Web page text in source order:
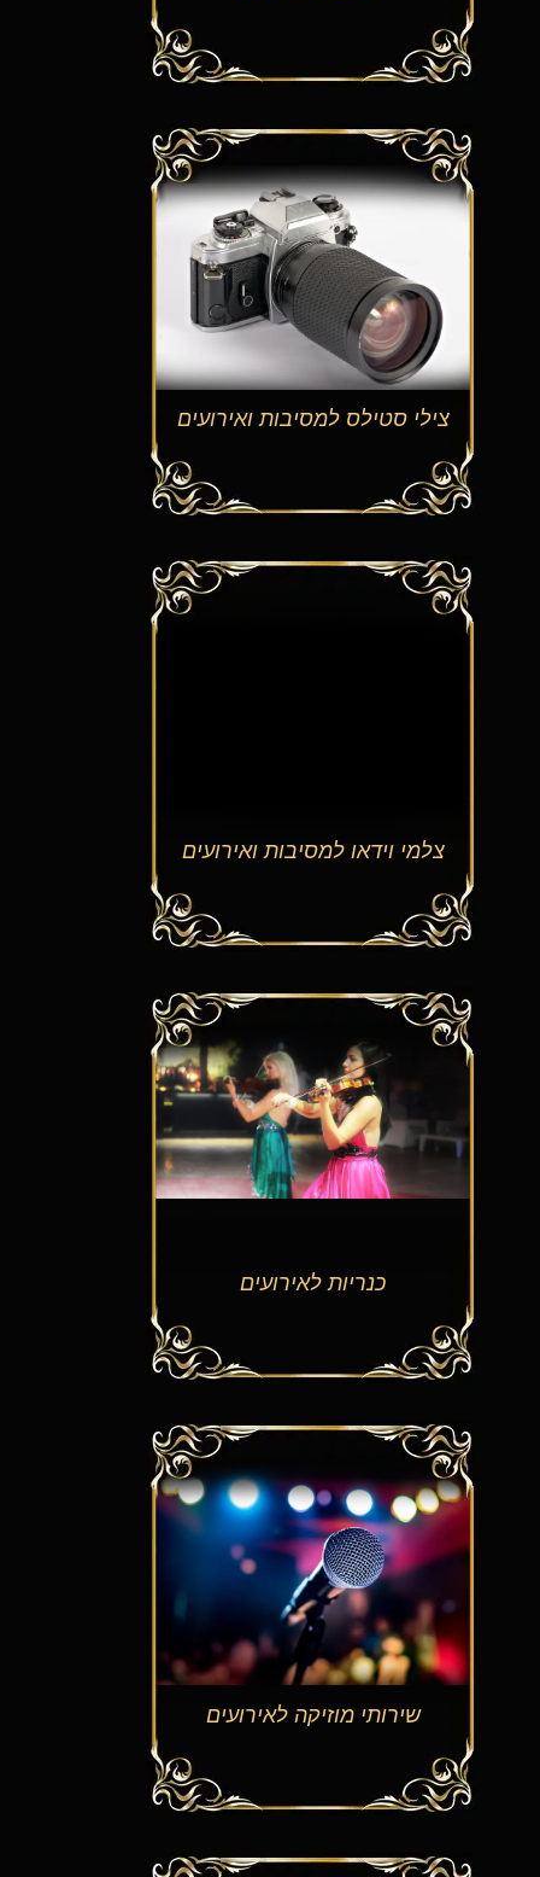
צילי סטילס למסיבות ואירועים
צלמי וידאו למסיבות ואירועים
כנריות לאירועים
שירותי מוזיקה לאירועים